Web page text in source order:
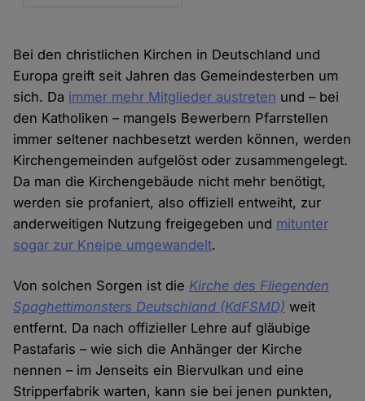
Bei den christlichen Kirchen in Deutschland und
Europa greift seit Jahren das Gemeindesterben um
sich. Da immer mehr Mitglieder austreten und – bei
den Katholiken – mangels Bewerbern Pfarrstellen
immer seltener nachbesetzt werden können, werden
Kirchengemeinden aufgelöst oder zusammengelegt.
Da man die Kirchengebäude nicht mehr benötigt,
werden sie profaniert, also offiziell entweiht, zur
anderweitigen Nutzung freigegeben und mitunter
sogar zur Kneipe umgewandelt.
Von solchen Sorgen ist die Kirche des Fliegenden
Spaghettimonsters Deutschland (KdFSMD) weit
entfernt. Da nach offizieller Lehre auf gläubige
Pastafaris – wie sich die Anhänger der Kirche
nennen – im Jenseits ein Biervulkan und eine
Stripperfabrik warten, kann sie bei jenen punkten,